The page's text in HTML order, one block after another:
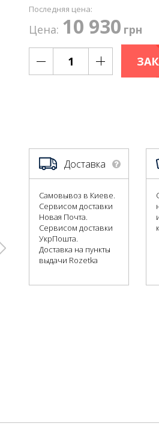
Последняя цена:
Цена: 10 930 грн
Доставка
Самовывоз в Киеве.
Сервисом доставки
Новая Почта.
Сервисом доставки
УкрПошта.
Доставка на пункты
выдачи Rozetka